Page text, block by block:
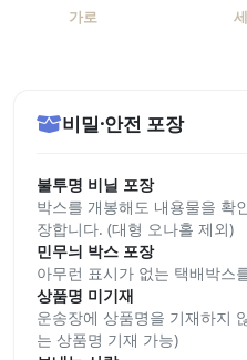
가로
비밀·안전 포장
불투명 비닐 포장
박스를 개봉해도 내용물을 확
장합니다. (대형 오나홀 제외)
민무늬 박스 포장
아무런 표시가 없는 택배박스
상품명 미기재
운송장에 상품명을 기재하지
는 상품명 기재 가능)